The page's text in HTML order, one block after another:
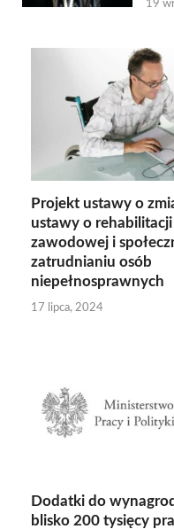
19
Projekt ustawy o
ustawy o rehabilitacji
zawodowej i
zatrudnianiu osób
niepełnosprawnych
17 lipca, 2024
Dodatki do
blisko 200 tysięcy